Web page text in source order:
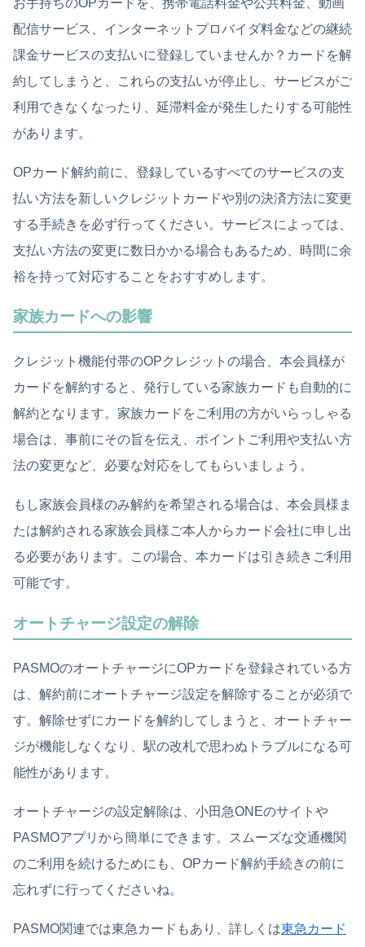
配信サービス、インターネットプロバイダ料金などの継続
課金サービスの支払いに登録していませんか？カードを解
約してしまうと、これらの支払いが停止し、サービスがご
利用できなくなったり、延滞料金が発生したりする可能性
があります。
OPカード解約前に、登録しているすべてのサービスの支
払い方法を新しいクレジットカードや別の決済方法に変更
する手続きを必ず行ってください。サービスによっては、
支払い方法の変更に数日かかる場合もあるため、時間に余
裕を持って対応することをおすすめします。
家族カードへの影響
クレジット機能付帯のOPクレジットの場合、本会員様が
カードを解約すると、発行している家族カードも自動的に
解約となります。家族カードをご利用の方がいらっしゃる
場合は、事前にその旨を伝え、ポイントご利用や支払い方
法の変更など、必要な対応をしてもらいましょう。
もし家族会員様のみ解約を希望される場合は、本会員様ま
たは解約される家族会員様ご本人からカード会社に申し出
る必要があります。この場合、本カードは引き続きご利用
可能です。
オートチャージ設定の解除
PASMOのオートチャージにOPカードを登録されている方
は、解約前にオートチャージ設定を解除することが必須で
す。解除せずにカードを解約してしまうと、オートチャー
ジが機能しなくなり、駅の改札で思わぬトラブルになる可
能性があります。
オートチャージの設定解除は、小田急ONEのサイトや
PASMOアプリから簡単にできます。スムーズな交通機関
のご利用を続けるためにも、OPカード解約手続きの前に
忘れずに行ってくださいね。
PASMO関連では東急カードもあり、詳しくは東急カード